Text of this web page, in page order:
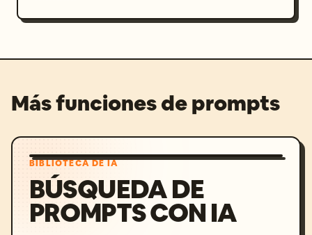
Más funciones de prompts
BIBLIOTECA DE IA
BÚSQUEDA DE
PROMPTS CON IA